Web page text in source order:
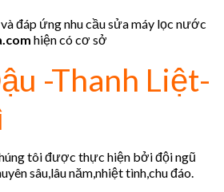
đáp ứng nhu cầu sửa máy lọc nước
hiện có cơ sở
-Thanh Liệt-
tôi được thực hiện bởi đội ngũ
sâu,lâu năm,nhiệt tình,chu đáo.